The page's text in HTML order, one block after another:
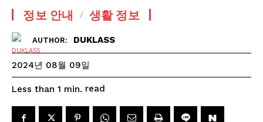
정보 안내 생활 정보
AUTHOR: DUKLASS
2024년 08월 09일
Less than 1 min. read